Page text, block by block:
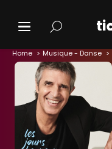
Home Musique - Danse